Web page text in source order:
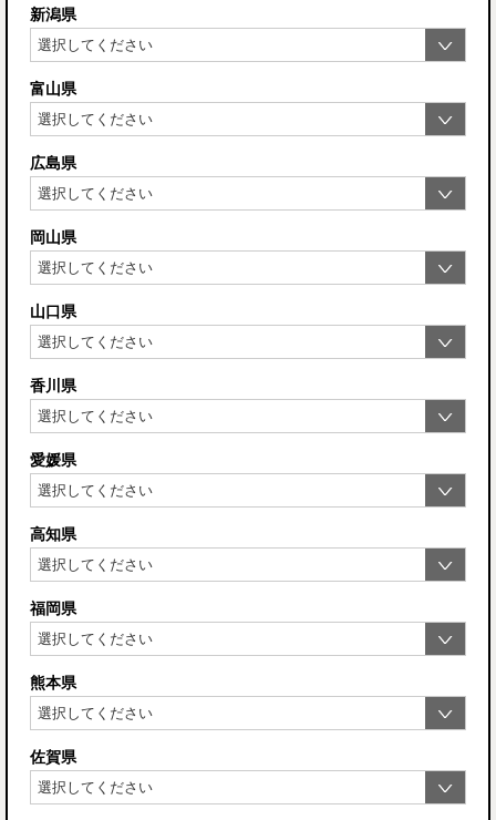
新潟県
富山県
広島県
岡山県
山口県
香川県
愛媛県
高知県
福岡県
熊本県
佐賀県